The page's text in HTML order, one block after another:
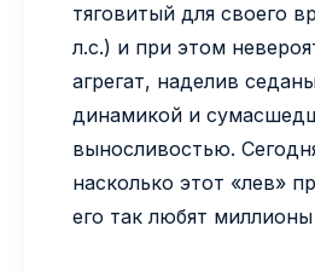
тяговитый для своего
л.с.) и при этом
агрегат, наделив
динамикой и
выносливостью.
насколько этот «лев»
его так любят